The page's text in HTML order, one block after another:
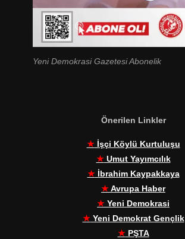
Yeni Demokrasi Gazetesi Abonelik
Önerilen Linkler
★İşçi Köylü Kurtuluşu
★Umut Yayımcılık
★İbrahim Kaypakkaya
★Avrupa Haber
★ Yeni Demokrasi
★Yeni Demokrat Gençlik
★PŞTA